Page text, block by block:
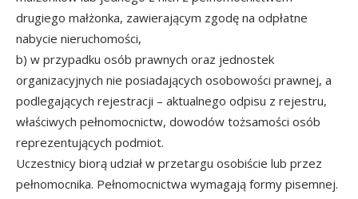
drugiego małżonka, zawierającym zgodę na odpłatne
nabycie nieruchomości,
b) w przypadku osób prawnych oraz jednostek
organizacyjnych nie posiadających osobowości prawnej, a
podlegających rejestracji – aktualnego odpisu z rejestru,
właściwych pełnomocnictw, dowodów tożsamości osób
reprezentujących podmiot.
Uczestnicy biorą udział w przetargu osobiście lub przez
pełnomocnika. Pełnomocnictwa wymagają formy pisemnej.